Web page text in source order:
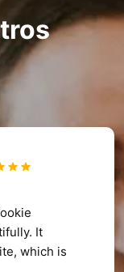
It
which is